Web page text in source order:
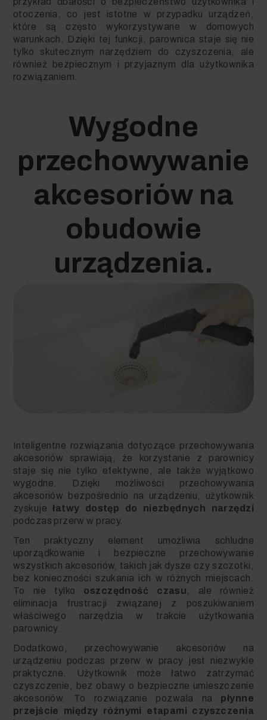
otoczenia, co jest istotne w przypadku urządzeń,
które są często wykorzystywane w domowych
warunkach. Dzięki tej funkcji, parownica staje się nie
tylko skutecznym narzędziem do czyszczenia, ale
również bezpiecznym i przyjaznym dla użytkownika
rozwiązaniem.
Wygodne
przechowywanie
akcesoriów na
obudowie
urządzenia.
Inteligentne rozwiązania dotyczące przechowywania
akcesoriów sprawiają, że korzystanie z parownicy
staje się nie tylko efektywne, ale także wyjątkowo
wygodne. Dzięki możliwości przechowywania
akcesoriów bezpośrednio na urządzeniu, użytkownik
zyskujełatwy dostęp do niezbędnych narzędzi
podczas przerw w pracy.
Ten praktyczny element umożliwia schludne
uporządkowanie i bezpieczne przechowywanie
wszystkich akcesoriów, takich jak dysze czy szczotki,
bez konieczności szukania ich w różnych miejscach.
To nie tylko oszczędność czasu , ale również
eliminacja frustracji związanej z poszukiwaniem
właściwego narzędzia w trakcie użytkowania
parownicy.
Dodatkowo, przechowywanie akcesoriów na
urządzeniu podczas przerw w pracy jest niezwykle
praktyczne. Użytkownik może łatwo zatrzymać
czyszczenie, bez obawy o bezpieczne umieszczenie
akcesoriów. To rozwiązanie pozwala na płynne
przejście między różnymi etapami czyszczenia